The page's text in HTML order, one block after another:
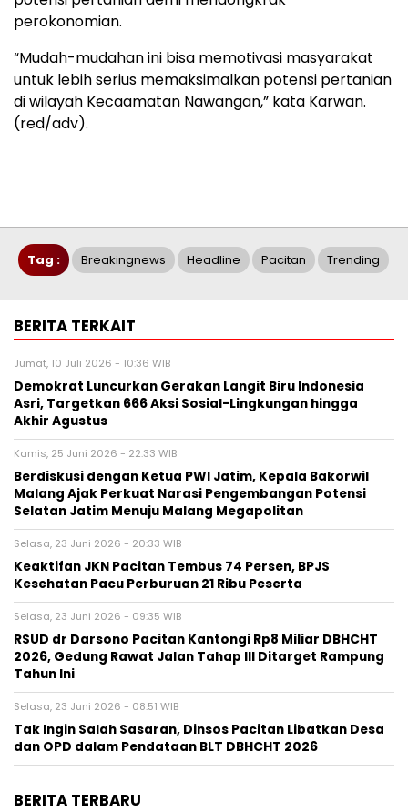
perokonomian.
“Mudah-mudahan ini bisa memotivasi masyarakat
untuk lebih serius memaksimalkan potensi pertanian
di wilayah Kecaamatan Nawangan,” kata Karwan.
(red/adv).
Tag : Breakingnews Headline Pacitan Trending
BERITA TERKAIT
Jumat, 10 Juli 2026 - 10:36 WIB
Demokrat Luncurkan Gerakan Langit Biru Indonesia
Asri, Targetkan 666 Aksi Sosial-Lingkungan hingga
Akhir Agustus
Kamis, 25 Juni 2026 - 22:33 WIB
Berdiskusi dengan Ketua PWI Jatim, Kepala Bakorwil
Malang Ajak Perkuat Narasi Pengembangan Potensi
Selatan Jatim Menuju Malang Megapolitan
Selasa, 23 Juni 2026 - 20:33 WIB
Keaktifan JKN Pacitan Tembus 74 Persen, BPJS
Kesehatan Pacu Perburuan 21 Ribu Peserta
Selasa, 23 Juni 2026 - 09:35 WIB
RSUD dr Darsono Pacitan Kantongi Rp8 Miliar DBHCHT
2026, Gedung Rawat Jalan Tahap III Ditarget Rampung
Tahun Ini
Selasa, 23 Juni 2026 - 08:51 WIB
Tak Ingin Salah Sasaran, Dinsos Pacitan Libatkan Desa
dan OPD dalam Pendataan BLT DBHCHT 2026
BERITA TERBARU